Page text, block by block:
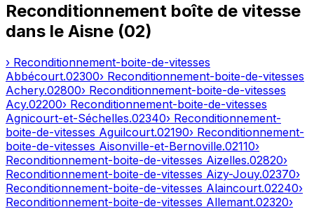
Reconditionnement boîte de vitesse
dans le Aisne (02)
› Reconditionnement-boite-de-vitesses
Abbécourt.02300› Reconditionnement-boite-de-vitesses
Achery.02800› Reconditionnement-boite-de-vitesses
Acy.02200› Reconditionnement-boite-de-vitesses
Agnicourt-et-Séchelles.02340› Reconditionnement-
boite-de-vitesses Aguilcourt.02190› Reconditionnement-
boite-de-vitesses Aisonville-et-Bernoville.02110›
Reconditionnement-boite-de-vitesses Aizelles.02820›
Reconditionnement-boite-de-vitesses Aizy-Jouy.02370›
Reconditionnement-boite-de-vitesses Alaincourt.02240›
Reconditionnement-boite-de-vitesses Allemant.02320›